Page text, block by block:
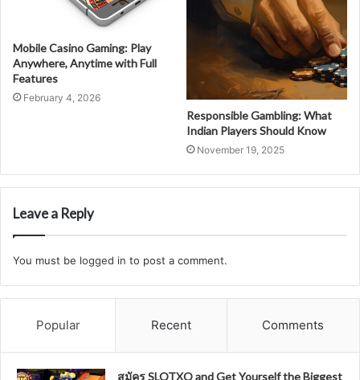
Mobile Casino Gaming: Play
Anywhere, Anytime with Full
Features
February 4, 2026
Responsible Gambling: What
Indian Players Should Know
November 19, 2025
Leave a Reply
You must be logged in to post a comment.
Popular Recent Comments
สมัคร SLOTXO and Get Yourself the Biggest